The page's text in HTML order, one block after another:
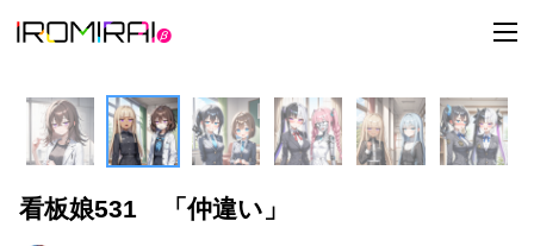
t
o
l
e
n
a
v
看板娘531 「仲違い」